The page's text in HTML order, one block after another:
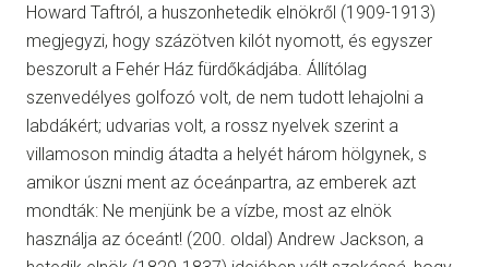
Howard Taftról, a huszonhetedik elnökről (1909-1913)
megjegyzi, hogy százötven kilót nyomott, és egyszer
beszorult a Fehér Ház fürdőkádjába. Állítólag
szenvedélyes golfozó volt, de nem tudott lehajolni a
labdákért; udvarias volt, a rossz nyelvek szerint a
villamoson mindig átadta a helyét három hölgynek, s
amikor úszni ment az óceánpartra, az emberek azt
mondták: Ne menjünk be a vízbe, most az elnök
használja az óceánt! (200. oldal) Andrew Jackson, a